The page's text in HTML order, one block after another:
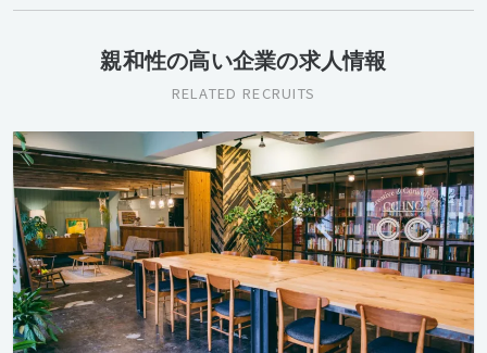
親和性の高い企業の求人情報
RELATED RECRUITS